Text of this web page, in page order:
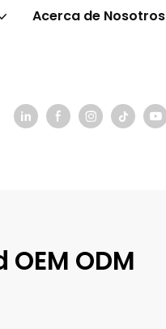
Acerca de Nosotros
ODM